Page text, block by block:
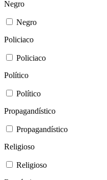
Negro
Negro
Policiaco
Policiaco
Político
Político
Propagandístico
Propagandístico
Religioso
Religioso